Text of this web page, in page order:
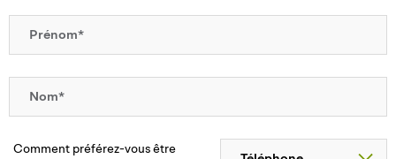
Comment préférez-vous être